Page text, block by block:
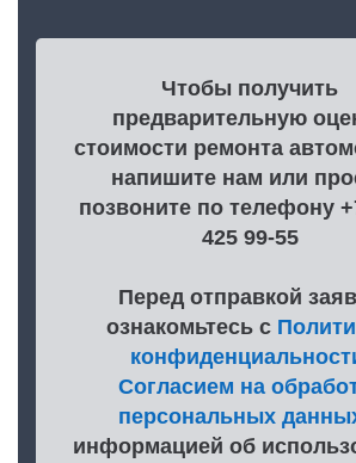
Чтобы получить
предварительную
стоимости ремонта
напишите нам или
позвоните по телефону
425 99-55
Перед отправкой
ознакомьтесь с
Согласием на
персональных
информацией об